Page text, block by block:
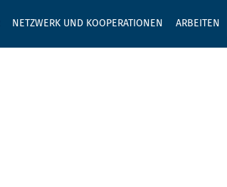
NETZWERK UND KOOPERATIONEN ARBEITEN
GEBEN SIE HIER